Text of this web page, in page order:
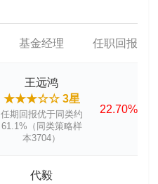
基金经理 任职回报
王远鸿
★★★☆☆ 3星
任期回报优于同类约
61.1%（同类策略样
本3704）
22.70%
代毅